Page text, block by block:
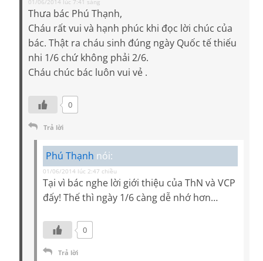
01/06/2014 lúc 7:41 sáng
Thưa bác Phú Thạnh,
Cháu rất vui và hạnh phúc khi đọc lời chúc của
bác. Thật ra cháu sinh đúng ngày Quốc tế thiếu
nhi 1/6 chứ không phải 2/6.
Cháu chúc bác luôn vui vẻ .
0
Trả lời
Phú Thạnh nói:
01/06/2014 lúc 2:47 chiều
Tại vì bác nghe lời giới thiệu của ThN và VCP
đấy! Thế thì ngày 1/6 càng dễ nhớ hơn…
0
Trả lời